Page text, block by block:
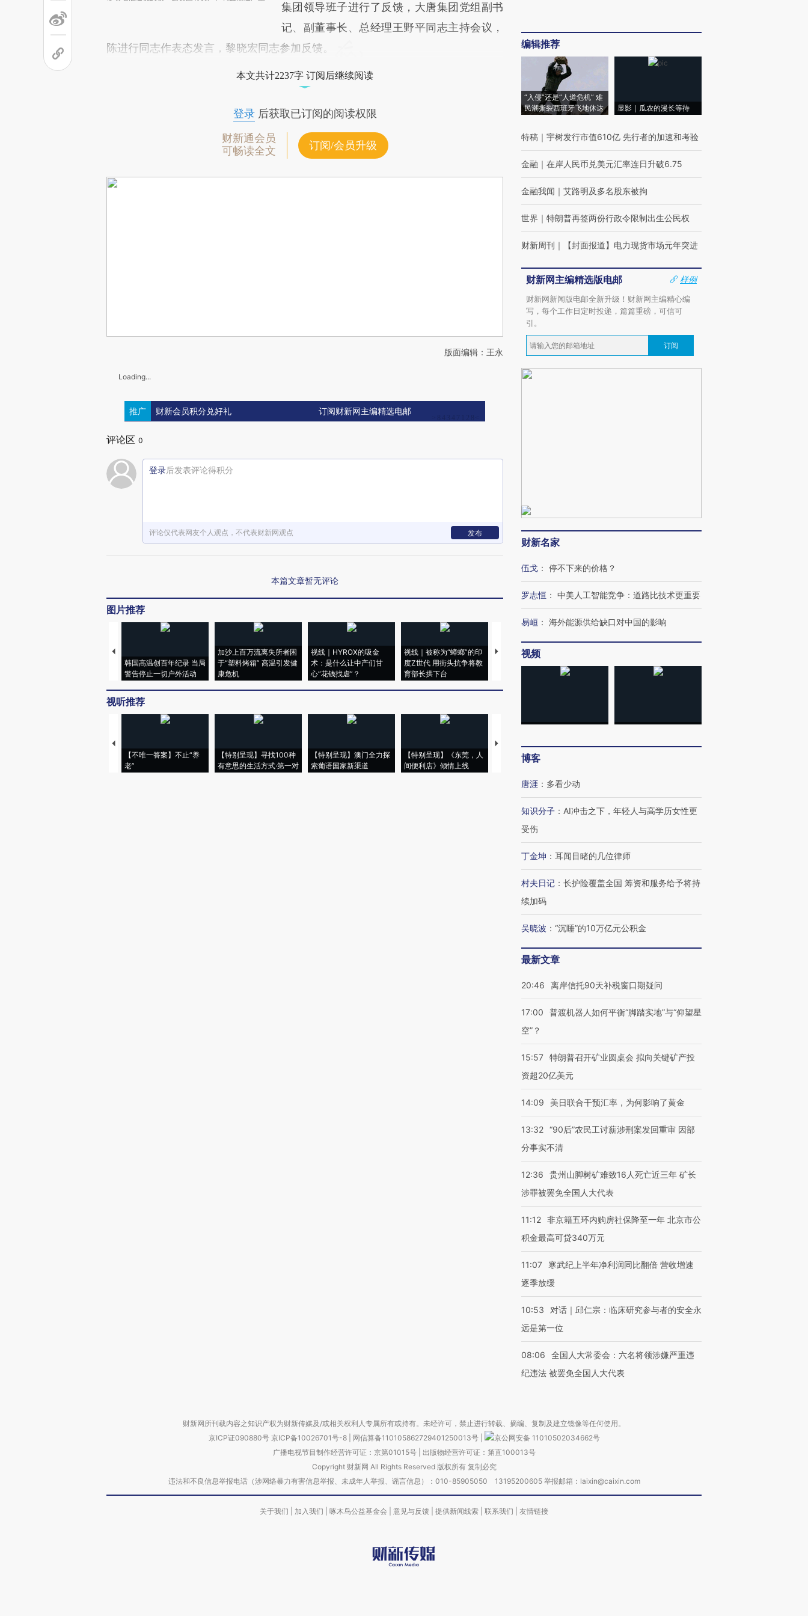
集团领导班子进行了反馈，大唐集团党组副书
记、副董事长、总经理王野平同志主持会议，
陈进行同志作表态发言，黎晓宏同志参加反馈。
本文共计2237字 订阅后继续阅读
登录后获取已订阅的阅读权限
财新通会员
可畅读全文
订阅/会员升级
版面编辑：王永
Loading...
推广 财新会员积分兑好礼 订阅财新网主编精选电邮
评论区 0
登录后发表评论得积分
评论仅代表网友个人观点，不代表财新网观点 发布
本篇文章暂无评论
图片推荐
韩国高温创百年纪录 当局
警告停止一切户外活动
加沙上百万流离失所者困
于“塑料烤箱” 高温引发健
康危机
视线｜HYROX的吸金
术：是什么让中产们甘
心“花钱找虐”？
视线｜被称为“蟑螂”的印
度Z世代 用街头抗争将教
育部长拱下台
视线｜“入侵”还是“人道危
视听推荐
【不唯一答案】不止“养
老”
【特别呈现】寻找100种
有意思的生活方式·第一对
【特别呈现】澳门全力探
索葡语国家新渠道
【特别呈现】《东莞，人
间便利店》倾情上线
【推广】走进第四届链博
会，让数智科技“链”接产
【商旅对话】华住集团
编辑推荐
“入侵”还是“人道危机” 难
民潮撕裂西班牙飞地休达
显影｜瓜农的漫长等待
特稿 ｜ 宇树发行市值610亿 先行者的加速和考验
金融 ｜ 在岸人民币兑美元汇率连日升破6.75
金融我闻 ｜ 艾路明及多名股东被拘
世界 ｜ 特朗普再签两份行政令限制出生公民权
财新周刊 ｜ 【封面报道】电力现货市场元年突进
财新网主编精选版电邮
样例
财新网新闻版电邮全新升级！财新网主编精心编
写，每个工作日定时投递，篇篇重磅，可信可
引。
订阅
财新名家
伍戈 ： 停不下来的价格？
罗志恒 ： 中美人工智能竞争：道路比技术更重要
易峘 ： 海外能源供给缺口对中国的影响
视频
博客
唐涯 ： 多看少动
知识分子 ： AI冲击之下，年轻人与高学历女性更
受伤
丁金坤 ： 耳闻目睹的几位律师
村夫日记 ： 长护险覆盖全国 筹资和服务给予将持
续加码
吴晓波 ： “沉睡”的10万亿元公积金
最新文章
20:46 离岸信托90天补税窗口期疑问
17:00
普渡机器人如何平衡“脚踏实地”与“仰望星
空”？
15:57 特朗普召开矿业圆桌会 拟向关键矿产投
资超20亿美元
14:09 美日联合干预汇率，为何影响了黄金
13:32 “90后”农民工讨薪涉刑案发回重审 因部
分事实不清
12:36
贵州山脚树矿难致16人死亡近三年 矿长
涉罪被罢免全国人大代表
11:12 非京籍五环内购房社保降至一年 北京市公
积金最高可贷340万元
11:07
寒武纪上半年净利润同比翻倍 营收增速
逐季放缓
10:53
对话｜邱仁宗：临床研究参与者的安全永
远是第一位
08:06
全国人大常委会：六名将领涉嫌严重违
纪违法 被罢免全国人大代表
财新网所刊载内容之知识产权为财新传媒及/或相关权利人专属所有或持有。未经许可，禁止进行转载、摘编、复制及建立镜像等任何使用。
京ICP证090880号 京ICP备10026701号-8 网信算备110105862729401250013号
京公网安备 11010502034662号
广播电视节目制作经营许可证：京第01015号| 出版物经营许可证：第直100013号
Copyright 财新网 All Rights Reserved 版权所有 复制必究
违法和不良信息举报电话（涉网络暴力有害信息举报、未成年人举报、谣言信息）：010-85905050 13195200605 举报邮箱：laixin@caixin.com
关于我们 加入我们 啄木鸟公益基金会 意见与反馈 提供新闻线索 联系我们 友情链接